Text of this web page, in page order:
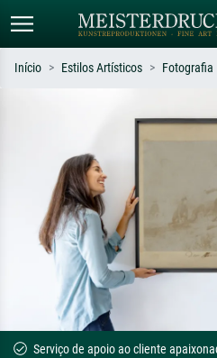
ex: Monet, Noite Estrelada,
impressionismo, onda de Hokusai, nu.
Início Estilos Artísticos Fotografia
Serviço de apoio ao cliente